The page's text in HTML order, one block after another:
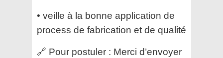
•⁠ ⁠veille à la bonne application de
process de fabrication et de qualité
🔗 Pour postuler : Merci d’envoyer